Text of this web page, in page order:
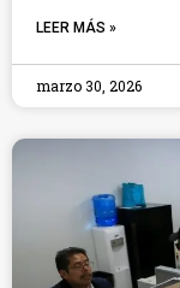
LEER MÁS »
marzo 30, 2026